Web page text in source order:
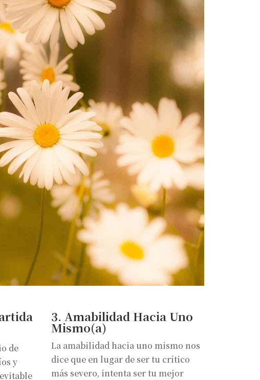
de
y
3. Amabilidad Hacia Uno
Mismo(a)
La amabilidad hacia uno mismo nos
dice que en lugar de ser tu crítico
más severo, intenta ser tu mejor